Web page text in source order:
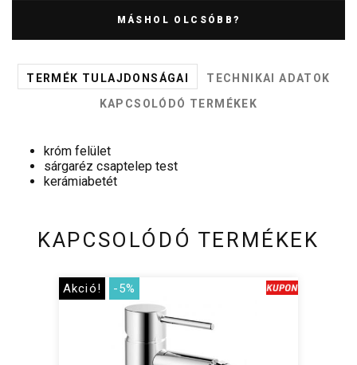
MÁSHOL OLCSÓBB?
TERMÉK TULAJDONSÁGAI
TECHNIKAI ADATOK
KAPCSOLÓDÓ TERMÉKEK
króm felület
sárgaréz csaptelep test
kerámiabetét
KAPCSOLÓDÓ TERMÉKEK
Akció! -5%